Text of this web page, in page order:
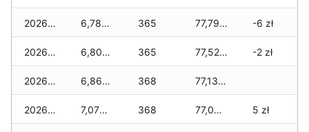
2026-07-27 6,780 zł 365 77,790 zł -6 zł
2026-07-26 6,800 zł 365 77,520 zł -2 zł
2026-07-24 6,860 zł 368 77,130 zł
2026-07-23 7,070 zł 368 77,030 zł 5 zł